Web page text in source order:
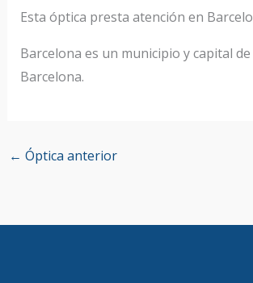
Esta óptica presta atención en
Barcelona es un municipio y capital
Barcelona.
← Óptica anterior